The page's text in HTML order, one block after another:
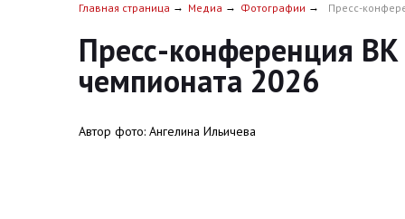
Главная страница Медиа Фотографии Пресс-
Пресс-конференция
чемпионата 2026
Автор фото: Ангелина Ильичева